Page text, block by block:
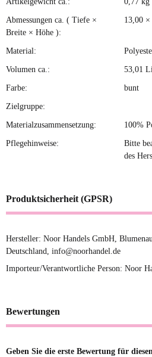
Produkteigenschaft
Wert
Abmessungen ca. ( Tiefe ×
Breite × Höhe ):
13,00
Material:
Volumen ca.: 53,01
Farbe: bunt
Zielgruppe:
Materialzusammensetzung: 100%
Pflegehinweise:
Bitte
des
Produktsicherheit (GPSR)
Hersteller: Noor Handels GmbH,
Deutschland, info@noorhandel.de
Importeur/Verantwortliche Person: Noor
Bewertungen
Geben Sie die erste Bewertung für